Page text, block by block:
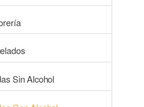
Sin Alcohol